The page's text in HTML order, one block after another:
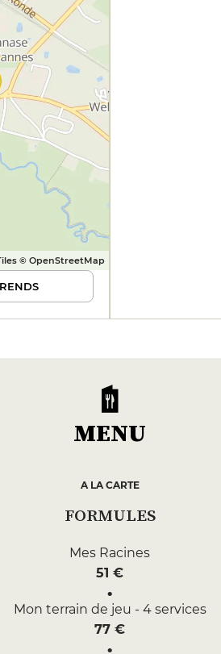
© OpenStreetMap
MENU
A LA CARTE
FORMULES
Mes Racines
51 €
Mon terrain de jeu - 4 services
77 €